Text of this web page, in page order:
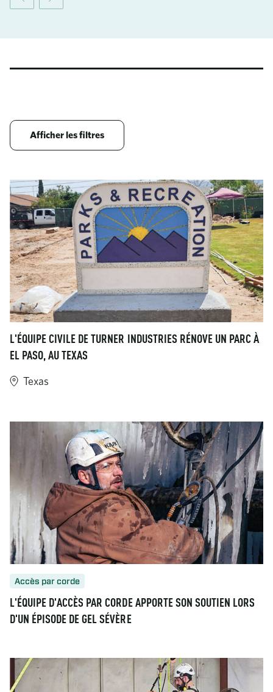
Afficher les filtres
L'ÉQUIPE CIVILE DE TURNER INDUSTRIES RÉNOVE UN PARC À
EL PASO, AU TEXAS
Texas
Accès par corde
L'ÉQUIPE D'ACCÈS PAR CORDE APPORTE SON SOUTIEN LORS
D'UN ÉPISODE DE GEL SÉVÈRE